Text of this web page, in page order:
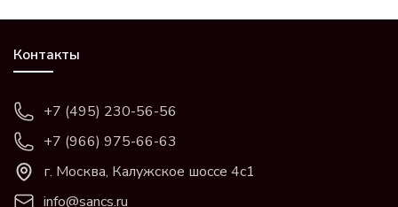
Контакты
+7 (495) 230-56-56
+7 (966) 975-66-63
г. Москва, Калужское шоссе 4с1
info@sancs.ru